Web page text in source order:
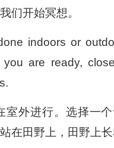
们开始冥想。
indoors or
are ready,
室外进行。选择一
在田野上，田野上长